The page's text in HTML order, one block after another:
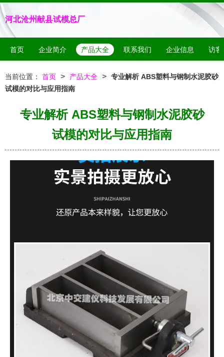
河北沧州献县试模总厂
首页 企业简介 产品大全 联系我们 企业信息 访客
当前位置： 首页 > 产品大全 > 专业解析 ABS塑料与钢制水泥胶砂
试模的对比与应用指南
专业解析 ABS塑料与钢制水泥胶砂
试模的对比与应用指南